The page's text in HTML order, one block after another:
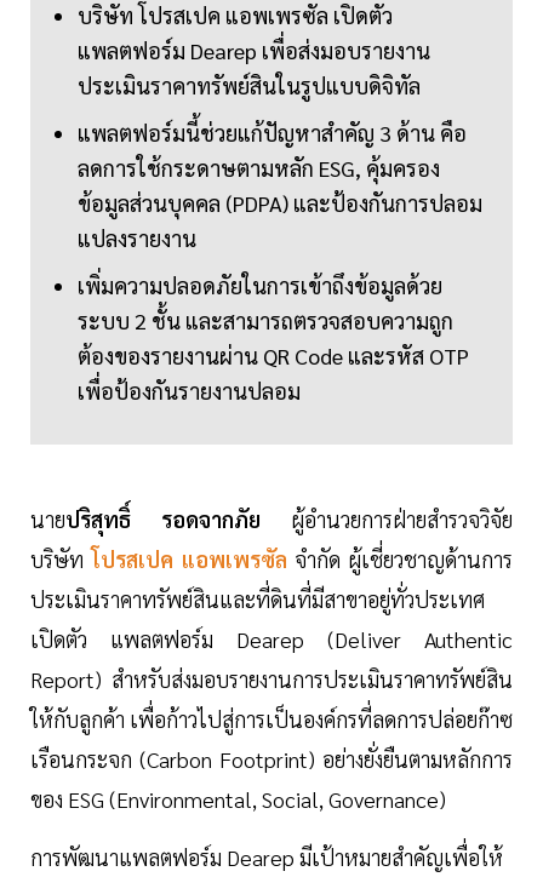
บริษัท โปรสเปค แอพเพรซัล เปิดตัว
แพลตฟอร์ม Dearep เพื่อส่งมอบรายงาน
ประเมินราคาทรัพย์สินในรูปแบบดิจิทัล
แพลตฟอร์มนี้ช่วยแก้ปัญหาสำคัญ 3 ด้าน คือ
ลดการใช้กระดาษตามหลัก ESG, คุ้มครอง
ข้อมูลส่วนบุคคล (PDPA) และป้องกันการปลอม
แปลงรายงาน
เพิ่มความปลอดภัยในการเข้าถึงข้อมูลด้วย
ระบบ 2 ชั้น และสามารถตรวจสอบความถูก
ต้องของรายงานผ่าน QR Code และรหัส OTP
เพื่อป้องกันรายงานปลอม
นายปริสุทธิ์ รอดจากภัย ผู้อำนวยการฝ่ายสำรวจวิจัย
บริษัท โปรสเปค แอพเพรซัล จำกัด ผู้เชี่ยวชาญด้านการ
ประเมินราคาทรัพย์สินและที่ดินที่มีสาขาอยู่ทั่วประเทศ
เปิดตัว แพลตฟอร์ม Dearep (Deliver Authentic
Report) สำหรับส่งมอบรายงานการประเมินราคาทรัพย์สิน
ให้กับลูกค้า เพื่อก้าวไปสู่การเป็นองค์กรที่ลดการปล่อยก๊าซ
เรือนกระจก (Carbon Footprint) อย่างยั่งยืนตามหลักการ
ของ ESG (Environmental, Social, Governance)
การพัฒนาแพลตฟอร์ม Dearep มีเป้าหมายสำคัญเพื่อให้